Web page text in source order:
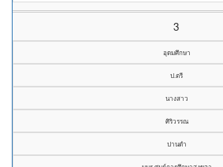
3
อุดมศึกษา
ป.ตรี
นางสาว
ศิริวรรณ
ปานดำ